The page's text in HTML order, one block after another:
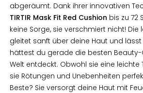
abgeräumt. Dank ihrer innovativen
TIRTIR Mask Fit Red Cushion bis zu 72
keine Sorge, sie verschmiert nicht! Die
gleitet sanft über deine Haut und lässt
hättest du gerade die besten
Welt entdeckt. Obwohl sie eine leichte
sie Rötungen und Unebenheiten
Beste? Sie versorgt deine Haut mit